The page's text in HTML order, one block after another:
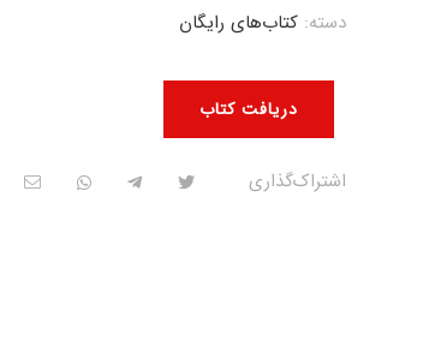
دریافت کتاب
دسته: کتاب‌های رایگان
اشتراک‌گذاری